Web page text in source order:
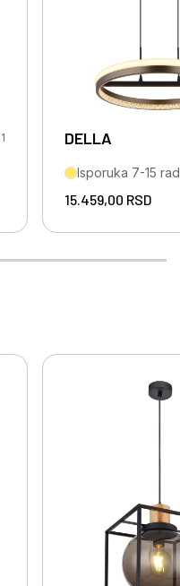
DELLA
Isporuka 7-15
15.459,00 RSD